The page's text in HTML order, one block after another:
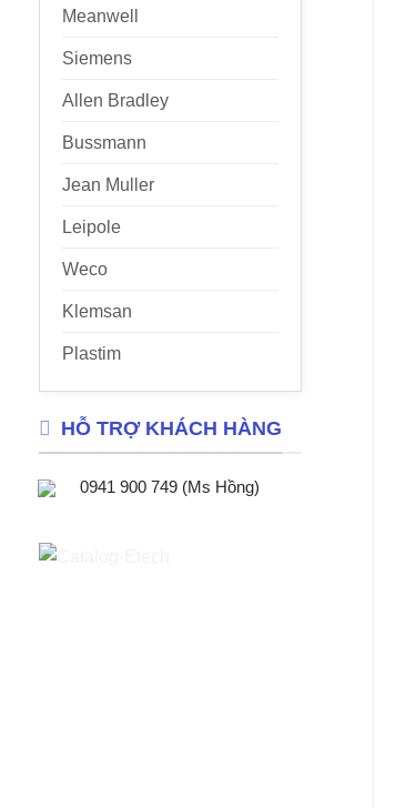
Meanwell
Siemens
Allen Bradley
Bussmann
Jean Muller
Leipole
Weco
Klemsan
Plastim
HỖ TRỢ KHÁCH HÀNG
0941 900 749 (Ms Hồng)